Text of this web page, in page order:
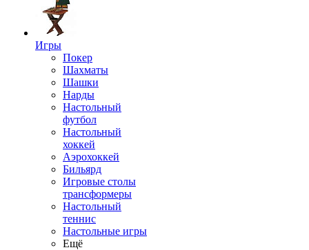
Игры
Покер
Шахматы
Шашки
Нарды
Настольный
футбол
Настольный
хоккей
Аэрохоккей
Бильярд
Игровые столы
трансформеры
Настольный
теннис
Настольные игры
Ещё